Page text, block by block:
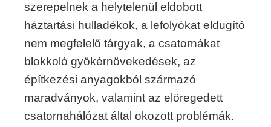
szerepelnek a helytelenül eldobott
háztartási hulladékok, a lefolyókat eldugító
nem megfelelő tárgyak, a csatornákat
blokkoló gyökérnövekedések, az
építkezési anyagokból származó
maradványok, valamint az elöregedett
csatornahálózat által okozott problémák.